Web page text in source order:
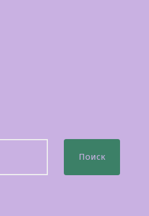
Поиск